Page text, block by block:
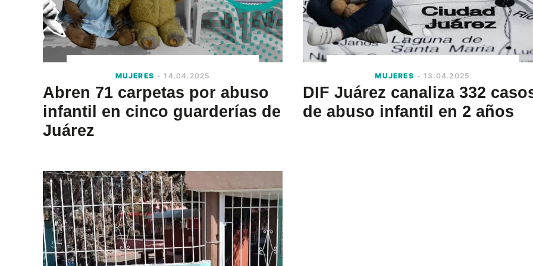
MUJERES - 14.04.2025
Abren 71 carpetas por abuso
infantil en cinco guarderías de
Juárez
MUJERES - 13.04.2025
DIF Juárez canaliza 332
de abuso infantil en 2 años